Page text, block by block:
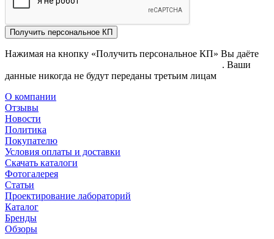
Получить персональное КП
Нажимая на кнопку «Получить персональное КП» Вы даёте
. Ваши
данные никогда не будут переданы третьим лицам
О компании
Отзывы
Новости
Политика
Покупателю
Условия оплаты и доставки
Скачать каталоги
Фотогалерея
Статьи
Проектирование лабораторий
Каталог
Бренды
Обзоры